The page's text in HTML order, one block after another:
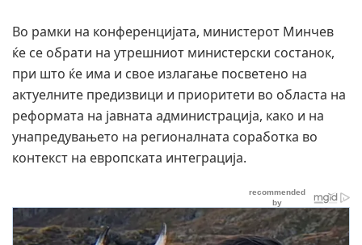
Во рамки на конференцијата, министерот Минчев
ќе се обрати на утрешниот министерски состанок,
при што ќе има и свое излагање посветено на
актуелните предизвици и приоритети во областа на
реформата на јавната администрација, како и на
унапредувањето на регионалната соработка во
контекст на европската интеграција.